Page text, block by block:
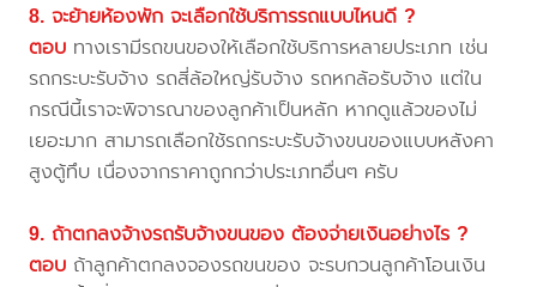
8. จะย้ายห้องพัก จะเลือกใช้บริการรถแบบไหนดี ?
ตอบ ทางเรามีรถขนของให้เลือกใช้บริการหลายประเภท เช่น
รถกระบะรับจ้าง รถสี่ล้อใหญ่รับจ้าง รถหกล้อรับจ้าง แต่ใน
กรณีนี้เราจะพิจารณาของลูกค้าเป็นหลัก หากดูแล้วของไม่
เยอะมาก สามารถเลือกใช้รถกระบะรับจ้างขนของแบบหลังคา
สูงตู้ทึบ เนื่องจากราคาถูกกว่าประเภทอื่นๆ ครับ
9. ถ้าตกลงจ้างรถรับจ้างขนของ ต้องจ่ายเงินอย่างไร ?
ตอบ ถ้าลูกค้าตกลงจองรถขนของ จะรบกวนลูกค้าโอนเงิน